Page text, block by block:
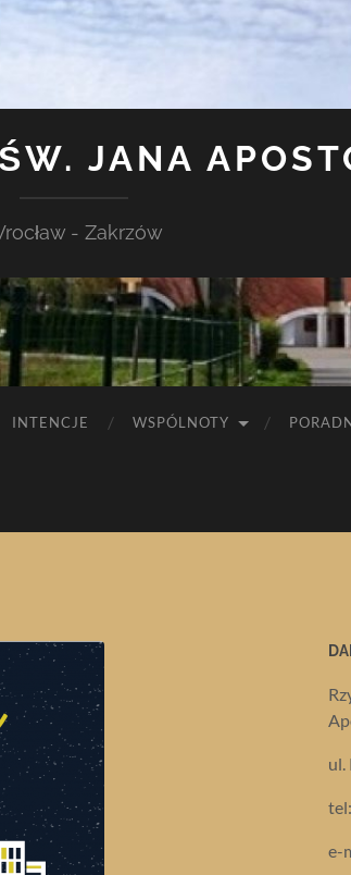
JANA
- Zakrzów
INTENCJE WSPÓLNOTY
ul.
e-